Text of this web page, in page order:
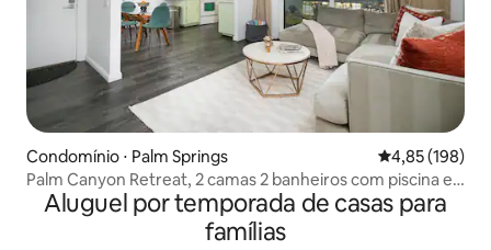
Condomínio ⋅ Palm Springs 4,85 de uma
4,85 (198)
Palm Canyon Retreat, 2 camas 2 banheiros com piscina e
pátio
Aluguel por temporada de casas para
famílias